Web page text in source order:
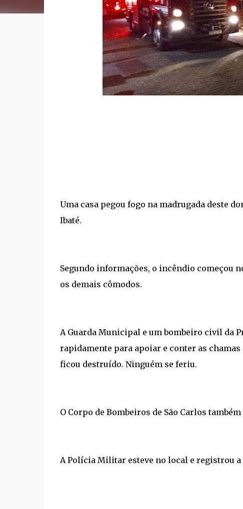
Uma casa pegou fogo na madrugada deste
Ibaté.
Segundo informações, o incêndio começou
os demais cômodos.
A Guarda Municipal e um bombeiro civil da
rapidamente para apoiar e conter as
ficou destruído. Ninguém se feriu.
O Corpo de Bombeiros de São Carlos
A Polícia Militar esteve no local e registrou